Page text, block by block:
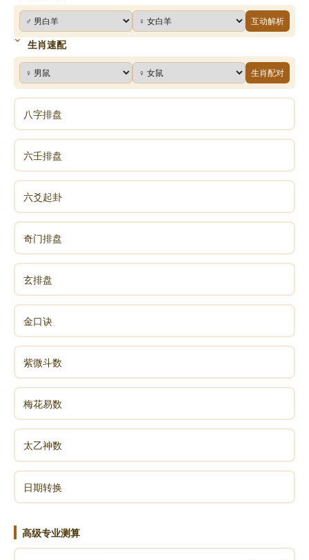
互动解析
生肖速配
生肖配对
八字排盘
六壬排盘
六爻起卦
奇门排盘
玄排盘
金口诀
紫微斗数
梅花易数
太乙神数
日期转换
高级专业测算